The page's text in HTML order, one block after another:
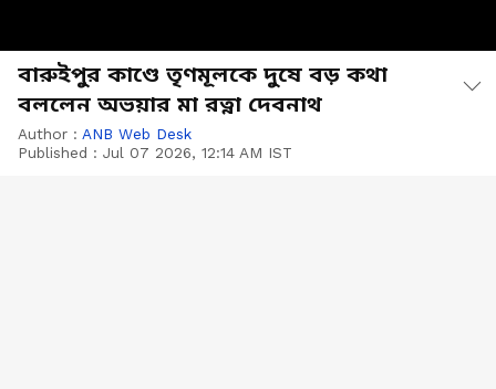
বারুইপুর কাণ্ডে তৃণমূলকে দুষে বড় কথা
বললেন অভয়ার মা রত্না দেবনাথ
Author : ANB Web Desk
Published : Jul 07 2026, 12:14 AM IST